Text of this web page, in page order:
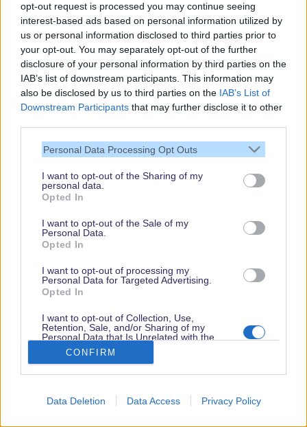
opt-out request is processed you may continue seeing
interest-based ads based on personal information utilized by
us or personal information disclosed to third parties prior to
your opt-out. You may separately opt-out of the further
disclosure of your personal information by third parties on the
IAB’s list of downstream participants. This information may
also be disclosed by us to third parties on the IAB’s List of
Downstream Participants that may further disclose it to other
Personal Data Processing Opt Outs
I want to opt-out of the Sharing of my
personal data.
Opted In
I want to opt-out of the Sale of my
Personal Data.
Opted In
I want to opt-out of processing my
Personal Data for Targeted Advertising.
Opted In
I want to opt-out of Collection, Use,
Retention, Sale, and/or Sharing of my
Personal Data that Is Unrelated with the
Purposes for which it was collected.
Opted Out
CONFIRM
Data Deletion Data Access Privacy Policy
Gratis und jederzeit kündbar
dass Du unsere
Schau regelmäßig
wieder rein!
Disneyland Paris & Walt Disney World und ist unabhängig von "The Walt
Disney Company", "EuroDisney S.C.A." oder deren Tochter- sowie
Partnerunternehmen.
Impressum|Datenschutzerklärung